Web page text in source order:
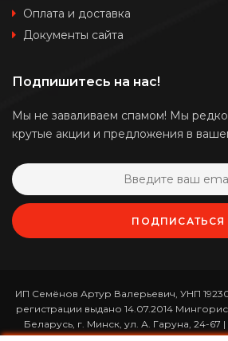
Оплата и доставка
Документы сайта
Подпишитесь на нас!
Мы не заваливаем спамом! Мы
крутые акции и предложения в
ПОДПИСАТЬСЯ
ИП Семёнов Артур Валерьевич, УНП
регистрации выдано 14.07.2014
Беларусь, г. Минск, ул. А. Гаруна, 24-67